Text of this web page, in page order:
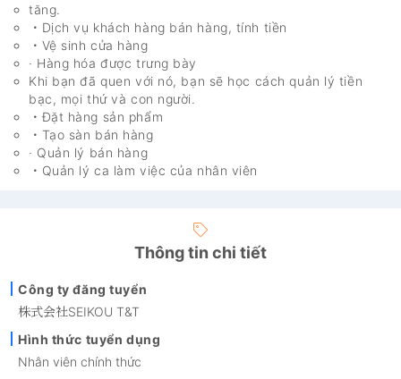
tăng.
・Dịch vụ khách hàng bán hàng, tính tiền
・Vệ sinh cửa hàng
· Hàng hóa được trưng bày
Khi bạn đã quen với nó, bạn sẽ học cách quản lý tiền
bạc, mọi thứ và con người.
・Đặt hàng sản phẩm
・Tạo sàn bán hàng
· Quản lý bán hàng
・Quản lý ca làm việc của nhân viên
Thông tin chi tiết
Công ty đăng tuyển
株式会社SEIKOU T&T
Hình thức tuyển dụng
Nhân viên chính thức